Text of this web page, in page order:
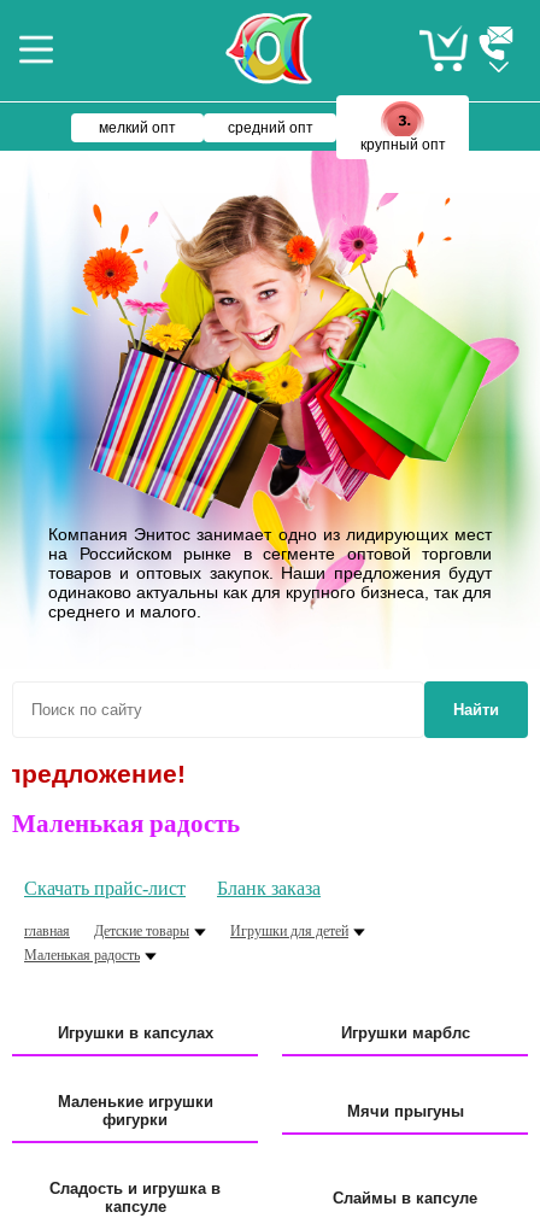
мелкий опт
средний опт
крупный опт
Компания Энитос занимает одно из лидирующих мест
на Российском рынке в сегменте оптовой торговли
товаров и оптовых закупок. Наши предложения будут
одинаково актуальны как для крупного бизнеса, так для
среднего и малого.
Найти
Маленькая радость
Скачать прайс-лист Бланк заказа
главная Детские товары
Игрушки для детей
Маленькая радость
Игрушки в капсулах Игрушки марблс
Маленькие игрушки
фигурки
Мячи прыгуны
Сладость и игрушка в
капсуле
Слаймы в капсуле